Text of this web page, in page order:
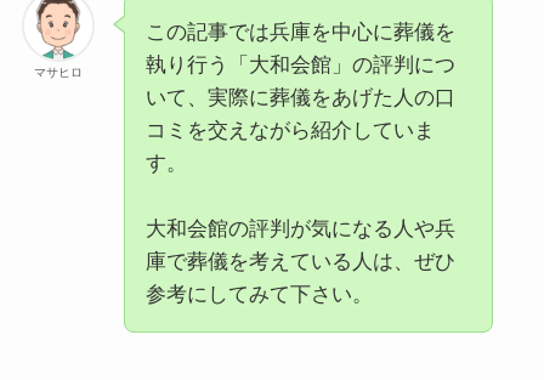
マサヒロ
この記事では兵庫を中心に葬儀を
執り行う「大和会館」の評判につ
いて、実際に葬儀をあげた人の口
コミを交えながら紹介していま
す。
大和会館の評判が気になる人や兵
庫で葬儀を考えている人は、ぜひ
参考にしてみて下さい。